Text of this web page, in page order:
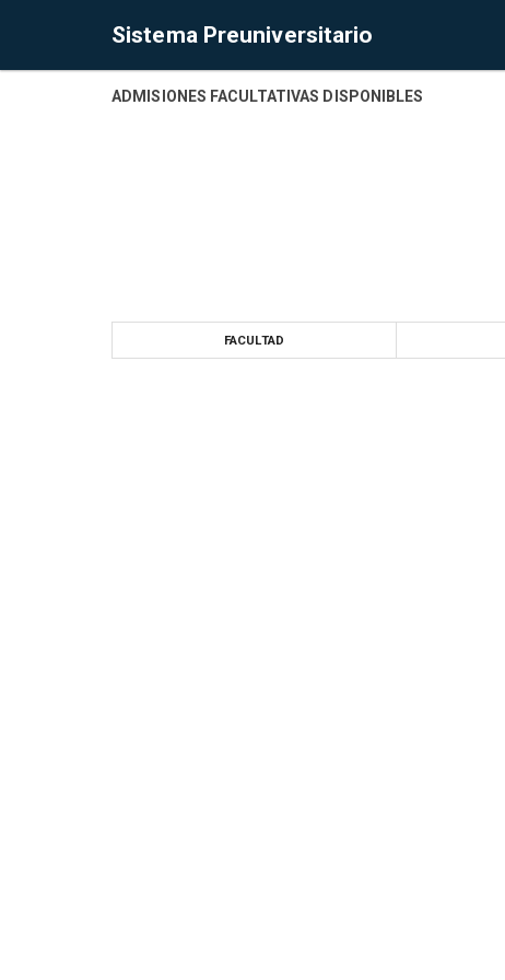
Sistema Preuniversitario
ADMISIONES FACULTATIVAS DISPONIBLES
FACULTAD